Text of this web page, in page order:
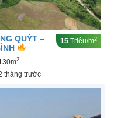
QUÝT –
15 Triệu/m2
2
tháng trước